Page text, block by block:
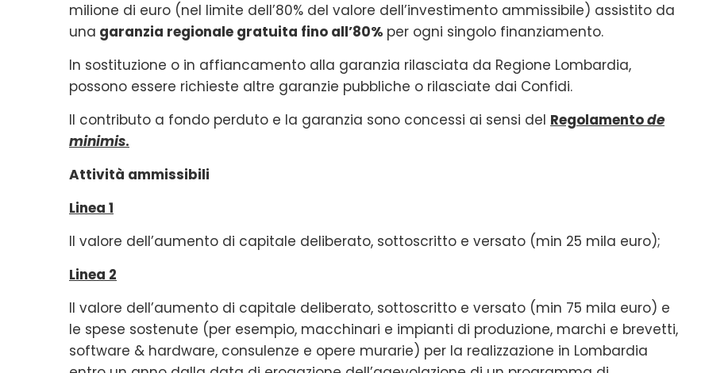
milione di euro (nel limite dell’80% del valore dell’investimento ammissibile) assistito da
una garanzia regionale gratuita fino all’80% per ogni singolo finanziamento.
In sostituzione o in affiancamento alla garanzia rilasciata da Regione Lombardia,
possono essere richieste altre garanzie pubbliche o rilasciate dai Confidi.
Il contributo a fondo perduto e la garanzia sono concessi ai sensi del Regolamentode
minimis.
Attività ammissibili
Linea 1
Il valore dell’aumento di capitale deliberato, sottoscritto e versato (min 25 mila euro);
Linea 2
Il valore dell’aumento di capitale deliberato, sottoscritto e versato (min 75 mila euro) e
le spese sostenute (per esempio, macchinari e impianti di produzione, marchi e brevetti,
software & hardware, consulenze e opere murarie) per la realizzazione in Lombardia